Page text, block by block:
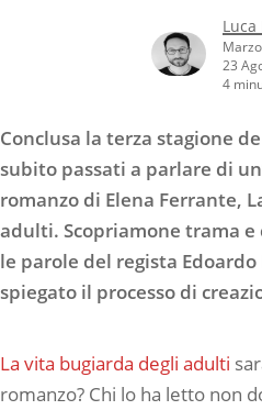
23
4
Conclusa la terza stagione de
subito passati a parlare di
romanzo di Elena Ferrante,
adulti. Scopriamone trama
le parole del regista Edoardo
spiegato il processo di
La vita bugiarda degli adulti
romanzo? Chi lo ha letto non